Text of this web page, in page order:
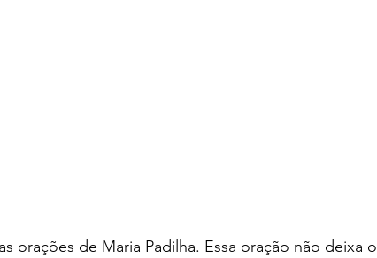
orações de Maria Padilha. Essa oração não deixa o